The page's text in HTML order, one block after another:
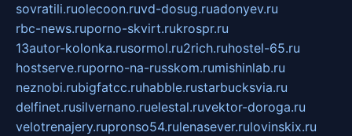
sovratili.ruolecoon.ruvd-dosug.ruadonyev.ru
rbc-news.ruporno-skvirt.rukrospr.ru
13autor-kolonka.rusormol.ru2rich.ruhostel-65.ru
hostserve.ruporno-na-russkom.rumishinlab.ru
neznobi.rubigfatcc.ruhabble.rustarbucksvia.ru
delfinet.rusilvernano.ruelestal.ruvektor-doroga.ru
velotrenajery.rupronso54.rulenasever.rulovinskix.ru